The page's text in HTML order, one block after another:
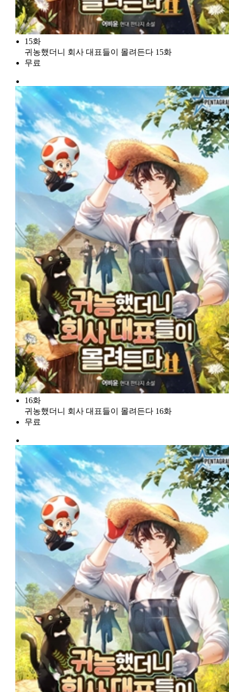
15화
귀농했더니 회사 대표들이 몰려든다 15화
무료
16화
귀농했더니 회사 대표들이 몰려든다 16화
무료